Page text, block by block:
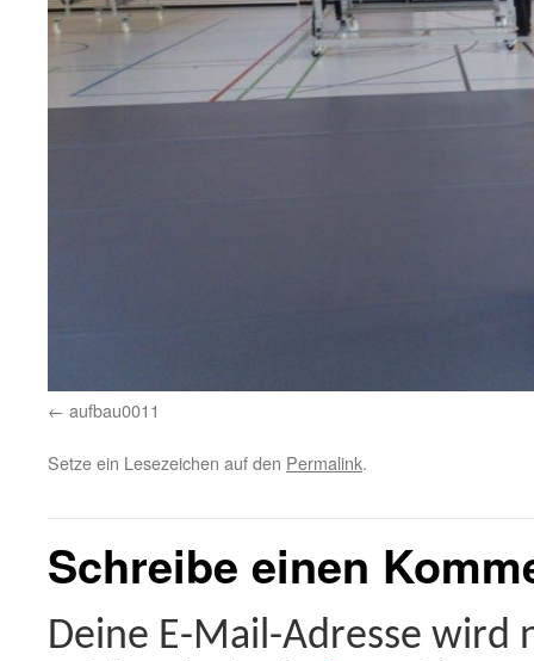
aufbau0011
Setze ein Lesezeichen auf den Permalink.
Schreibe einen
Deine E-Mail-Adresse